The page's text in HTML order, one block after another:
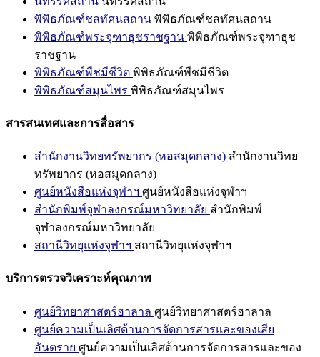
พิพิธภัณฑ์ชลทัศนสถาน พิพิธภัณฑ์ชลทัศนสถาน
พิพิธภัณฑ์พระจุฑาธุชราชฐาน พิพิธภัณฑ์พระจุฑาธุช
ราชฐาน
พิพิธภัณฑ์พืชมีชีวิต พิพิธภัณฑ์พืชมีชีวิต
พิพิธภัณฑ์สมุนไพร พิพิธภัณฑ์สมุนไพร
สารสนเทศและการสื่อสาร
สำนักงานวิทยทรัพยากร (หอสมุดกลาง) สำนักงานวิทย
ทรัพยากร (หอสมุดกลาง)
ศูนย์หนังสือแห่งจุฬาฯ ศูนย์หนังสือแห่งจุฬาฯ
สำนักพิมพ์จุฬาลงกรณ์มหาวิทยาลัย สำนักพิมพ์
จุฬาลงกรณ์มหาวิทยาลัย
สถานีวิทยุแห่งจุฬาฯ สถานีวิทยุแห่งจุฬาฯ
บริการตรวจวิเคราะห์คุณภาพ
ศูนย์วิทยาศาสตร์ฮาลาล ศูนย์วิทยาศาสตร์ฮาลาล
ศูนย์ความเป็นเลิศด้านการจัดการสารและของเสีย
อันตราย ศูนย์ความเป็นเลิศด้านการจัดการสารและของ